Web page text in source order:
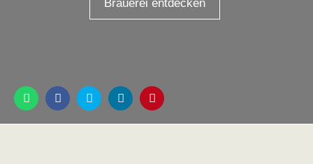
Brauerei entdecken